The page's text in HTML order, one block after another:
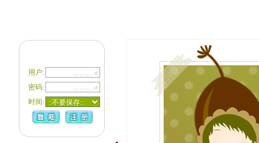
用户:
密码:
时间: